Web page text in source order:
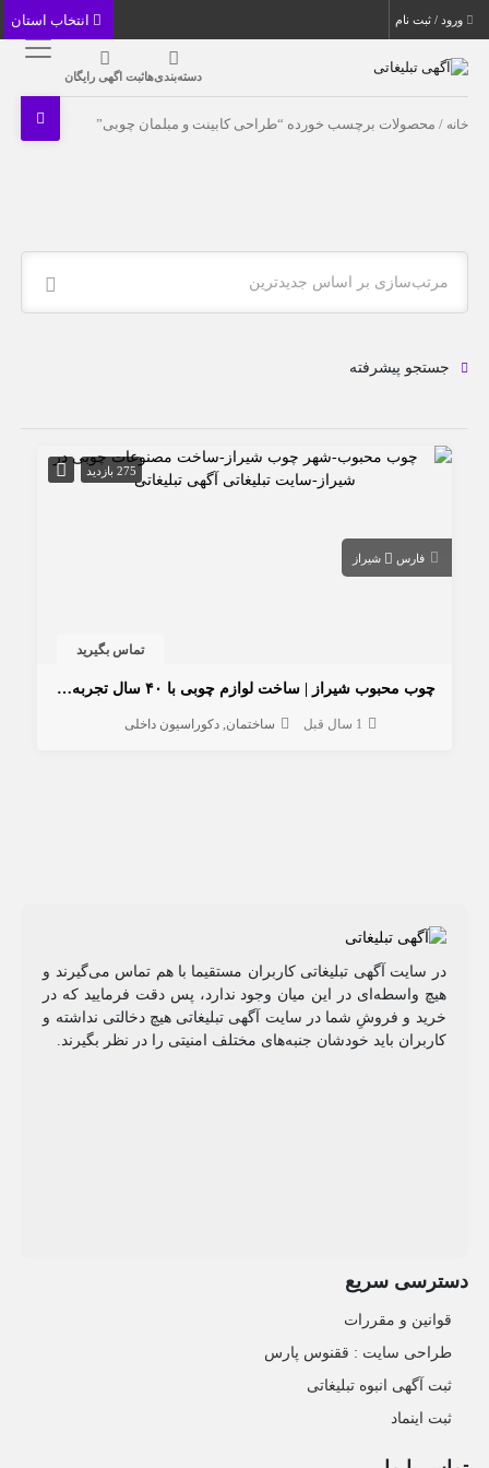
ورود / ثبت نام
دسته‌بندی‌هاثبت اگهی رایگان
خانه / محصولات برچسب خورده “طراحی کابینت و مبلمان چوبی”
مرتب‌سازی بر اساس جدیدترین
جستجو پیشرفته
275 بازدید
فارس شیراز
تماس بگیرید
چوب محبوب شیراز | ساخت لوازم چوبی با ۴۰ سال تجربه استادکار دهقانی
1 سال قبل ساختمان دکوراسیون داخلی
در سایت آگهی تبلیغاتی کاربران مستقیما با هم تماس می‌گیرند و
هیچ واسطه‌ای در این میان وجود ندارد، پس دقت فرمایید که در
خرید و فروشِ شما در سایت آگهی تبلیغاتی هیچ دخالتی نداشته و
کاربران باید خودشان جنبه‌های مختلف امنیتی را در نظر بگیرند.
دسترسی سریع
قوانین و مقررات
طراحی سایت : ققنوس پارس
ثبت آگهی انبوه تبلیغاتی
ثبت اینماد